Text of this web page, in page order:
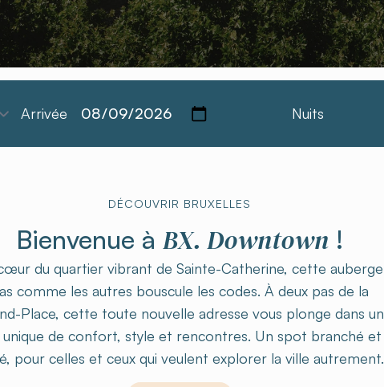
Arrivée Nuits
DÉCOUVRIR BRUXELLES
Bienvenue à BX. Downtown !
du quartier vibrant de Sainte-Catherine, cette auberge
comme les autres bouscule les codes. À deux pas de la
Place, cette toute nouvelle adresse vous plonge dans un
unique de confort, style et rencontres. Un spot branché et
pour celles et ceux qui veulent explorer la ville autrement.